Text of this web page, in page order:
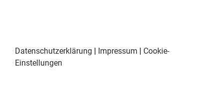
Datenschutzerklärung | Impressum | Cookie-
Einstellungen